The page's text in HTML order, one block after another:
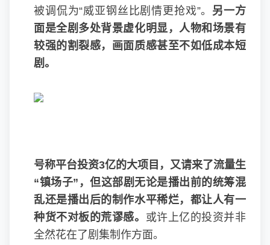
被调侃为“威亚钢丝比剧情更抢戏”。 另一方
面是全剧多处背景虚化明显，人物和场景有
较强的割裂感，画面质感甚至不如低成本短
剧。
号称平台投资3亿的大项目，又请来了流量生
“镇场子”，但这部剧无论是播出前的统筹混
乱还是播出后的制作水平稀烂，都让人有一
种货不对板的荒谬感。 或许上亿的投资并非
全然花在了剧集制作方面。